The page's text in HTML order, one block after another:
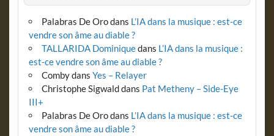
Palabras De Orodans L’IA dans la musique : est-ce
vendre son âme au diable ?
TALLARIDA Dominiquedans L’IA dans la musique :
est-ce vendre son âme au diable ?
Combydans Yes – Relayer
Christophe Sigwalddans Pat Metheny – Side-Eye
III+
Palabras De Orodans L’IA dans la musique : est-ce
vendre son âme au diable ?